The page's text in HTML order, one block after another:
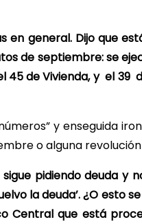
general. Dijo que
de septiembre: se
45 de Vivienda, y el
y enseguida
o alguna revolución
pidiendo deuda y
la deuda’. ¿O esto
Central que está